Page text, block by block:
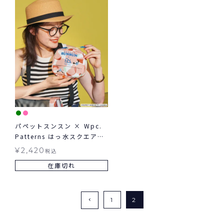
パペットスンスン × Wpc.
Patterns はっ水スクエアポ
ーチ グッズ ギフト対象
¥2,420税込
在庫切れ
1 2